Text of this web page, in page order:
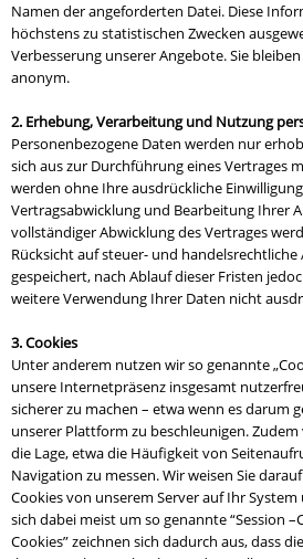
Namen der angeforderten Datei. Diese
höchstens zu statistischen Zwecken
Verbesserung unserer Angebote. Sie
anonym.
2. Erhebung, Verarbeitung und Nutzung
Personenbezogene Daten werden nur
sich aus zur Durchführung eines Vertrages
werden ohne Ihre ausdrückliche
Vertragsabwicklung und Bearbeitung Ihrer
vollständiger Abwicklung des Vertrages
Rücksicht auf steuer- und
gespeichert, nach Ablauf dieser Fristen
weitere Verwendung Ihrer Daten nicht
3. Cookies
Unter anderem nutzen wir so genannte
unsere Internetpräsenz insgesamt
sicherer zu machen – etwa wenn es darum
unserer Plattform zu beschleunigen. Zudem
die Lage, etwa die Häufigkeit von
Navigation zu messen. Wir weisen Sie
Cookies von unserem Server auf Ihr
sich dabei meist um so genannte “Session
Cookies” zeichnen sich dadurch aus, dass